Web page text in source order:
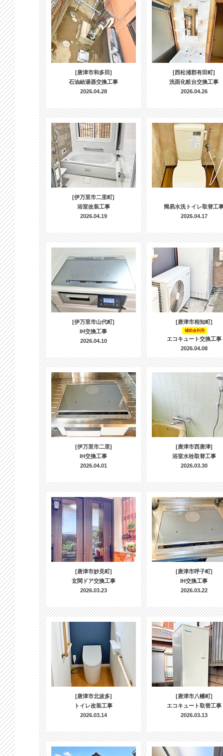
[唐津市和多田]
石油給湯器交換工事
2026.04.28
[西松浦郡有田町]
洗面化粧台交換工事
2026.04.26
[伊万里市二里町]
浴室改装工事
2026.04.19
簡易水洗トイレ取替工
2026.04.17
[伊万里市山代町]
IH交換工事
2026.04.10
[唐津市相知町]
補助金利用
エコキュート交換工事
2026.04.08
[伊万里市二里]
IH交換工事
2026.04.01
[唐津市西唐津]
浴室水栓取替工事
2026.03.30
[唐津市妙見町]
玄関ドア交換工事
2026.03.23
[唐津市呼子町]
IH交換工事
2026.03.22
[唐津市北波多]
トイレ改装工事
2026.03.14
[唐津市八幡町]
エコキュート取替工事
2026.03.13